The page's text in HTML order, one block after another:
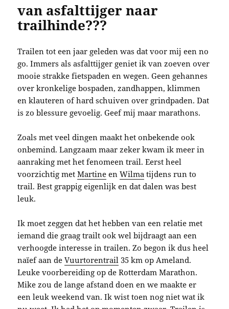
van asfalttijger naar
trailhinde???
Trailen tot een jaar geleden was dat voor mij een no
go. Immers als asfalttijger geniet ik van zoeven over
mooie strakke fietspaden en wegen. Geen gehannes
over kronkelige bospaden, zandhappen, klimmen
en klauteren of hard schuiven over grindpaden. Dat
is zo blessure gevoelig. Geef mij maar marathons.
Zoals met veel dingen maakt het onbekende ook
onbemind. Langzaam maar zeker kwam ik meer in
aanraking met het fenomeen trail. Eerst heel
voorzichtig metMartine enWilma tijdens run to
trail. Best grappig eigenlijk en dat dalen was best
leuk.
Ik moet zeggen dat het hebben van een relatie met
iemand die graag trailt ook wel bijdraagt aan een
verhoogde interesse in trailen. Zo begon ik dus heel
naïef aan deVuurtorentrail 35 km op Ameland.
Leuke voorbereiding op de Rotterdam Marathon.
Mike zou de lange afstand doen en we maakte er
een leuk weekend van. Ik wist toen nog niet wat ik